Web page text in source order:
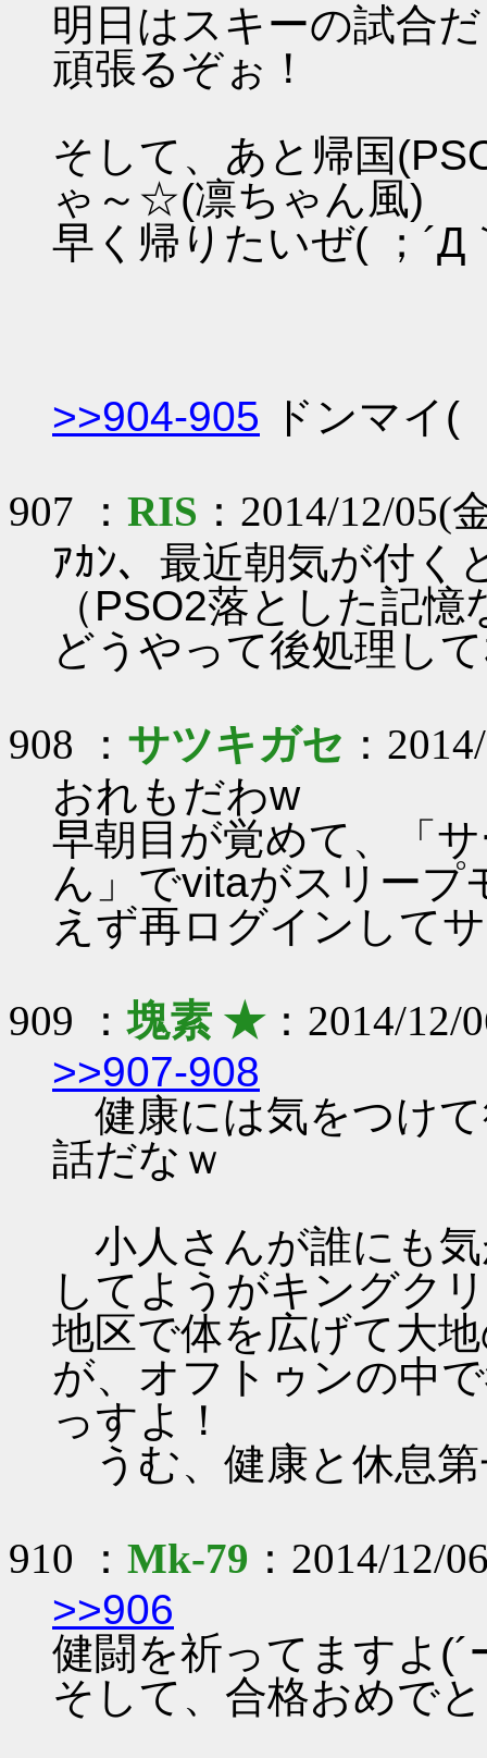
明日はスキーの試合
頑張るぞぉ！
そして、あと帰国
ゃ～☆(凛ちゃん風)
早く帰りたいぜ( ；´Д
>>904-905 ドンマイ(
907 ： RIS ：2014/12/05(
ｱｶﾝ、最近朝気が付く
（PSO2落とした記
どうやって後処理し
908 ： サツキガセ ：
おれもだわw
早朝目が覚めて、「
ん」でvitaがスリー
えず再ログインして
909 ：塊素 ★：2014/12/
>>907-908
健康には気をつけ
話だなｗ
小人さんが誰にも
してようがキングク
地区で体を広げて大
が、オフトゥンの中
っすよ！
うむ、健康と休息第
910 ： Mk-79 ：2014/12/
>>906
健闘を祈ってますよ(´
そして、合格おめで